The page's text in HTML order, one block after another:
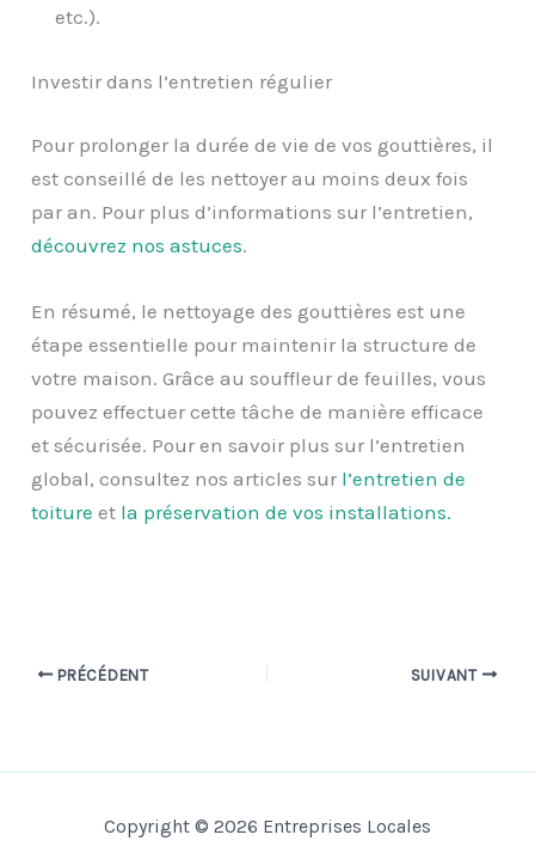
etc.).
Investir dans l’entretien régulier
Pour prolonger la durée de vie de vos gouttières, il
est conseillé de les nettoyer au moins deux fois
par an. Pour plus d’informations sur l’entretien,
découvrez nos astuces.
En résumé, le nettoyage des gouttières est une
étape essentielle pour maintenir la structure de
votre maison. Grâce au souffleur de feuilles, vous
pouvez effectuer cette tâche de manière efficace
et sécurisée. Pour en savoir plus sur l’entretien
global, consultez nos articles sur l’entretien de
toiture et la préservation de vos installations.
PRÉCÉDENT SUIVANT
Copyright © 2026 Entreprises Locales